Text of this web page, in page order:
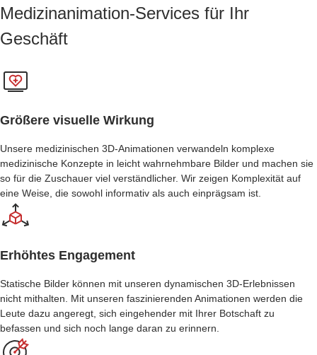
Medizinanimation-Services für Ihr
Geschäft
Größere visuelle Wirkung
Unsere medizinischen 3D-Animationen verwandeln komplexe
medizinische Konzepte in leicht wahrnehmbare Bilder und machen sie
so für die Zuschauer viel verständlicher. Wir zeigen Komplexität auf
eine Weise, die sowohl informativ als auch einprägsam ist.
Erhöhtes Engagement
Statische Bilder können mit unseren dynamischen 3D-Erlebnissen
nicht mithalten. Mit unseren faszinierenden Animationen werden die
Leute dazu angeregt, sich eingehender mit Ihrer Botschaft zu
befassen und sich noch lange daran zu erinnern.